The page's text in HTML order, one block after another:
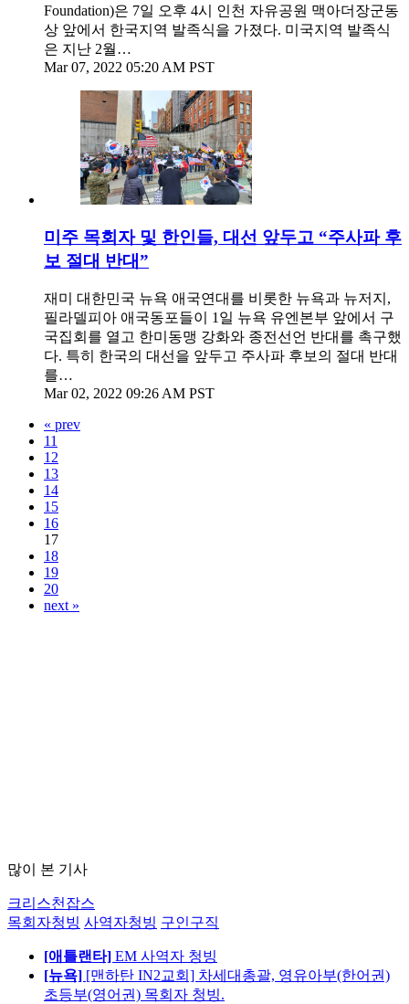
Foundation)은 7일 오후 4시 인천 자유공원 맥아더장군동
상 앞에서 한국지역 발족식을 가졌다. 미국지역 발족식
은 지난 2월…
Mar 07, 2022 05:20 AM PST
미주 목회자 및 한인들, 대선 앞두고 “주사파 후
보 절대 반대”
재미 대한민국 뉴욕 애국연대를 비롯한 뉴욕과 뉴저지,
필라델피아 애국동포들이 1일 뉴욕 유엔본부 앞에서 구
국집회를 열고 한미동맹 강화와 종전선언 반대를 촉구했
다. 특히 한국의 대선을 앞두고 주사파 후보의 절대 반대
를…
Mar 02, 2022 09:26 AM PST
« prev
11
12
13
14
15
16
17
18
19
20
next »
많이 본 기사
크리스천잡스
목회자청빙 사역자청빙 구인구직
[애틀랜타] EM 사역자 청빙
[뉴욕] [맨하탄 IN2교회] 차세대총괄, 영유아부(한어권)
초등부(영어권) 목회자 청빙.